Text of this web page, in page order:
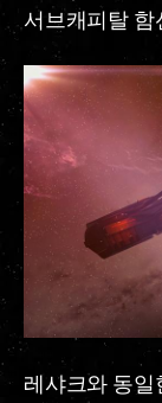
서브캐피탈 함
레샤크와 동일